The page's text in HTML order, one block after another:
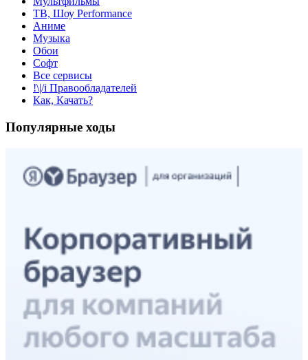
ТВ, Шоу Performance
Аниме
Музыка
Обои
Софт
Все сервисы
!\|/i Правообладателей
Как, Качать?
Популярные ходы